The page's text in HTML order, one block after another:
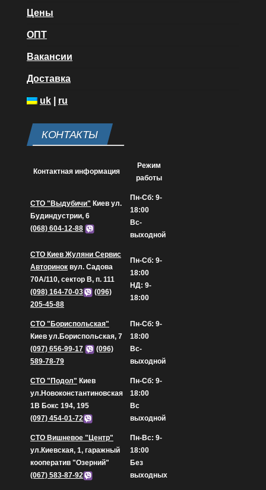
Цены
ОПТ
Вакансии
Доставка
uk ru
КОНТАКТЫ
Контактная информация
Режим
работы
СТО "Выдубичи" Киев ул.
Будиндустрии, 6
(068) 604-12-88
Пн-Сб: 9-
18:00
Вс-
выходной
СТО Киев Жуляни Сервис
Авторинок вул. Садова
70А/110, сектор В, п. 111
(098) 164-70-03
(096)
205-45-88
Пн-Сб: 9-
18:00
НД: 9-
18:00
СТО "Бориспольская"
Киев ул.Бориспольская, 7
(097) 656-99-17
(096)
589-78-79
Пн-Сб: 9-
18:00
Вс-
выходной
СТО "Подол" Киев
ул.Новоконстантиновская
1В Бокс 194, 195
(097) 454-01-72
Пн-Сб: 9-
18:00
Вс
выходной
СТО Вишневое "Центр"
ул.Киевская, 1, гаражный
кооператив "Озерний"
(067) 583-87-92
Пн-Вс: 9-
18:00
Без
выходных